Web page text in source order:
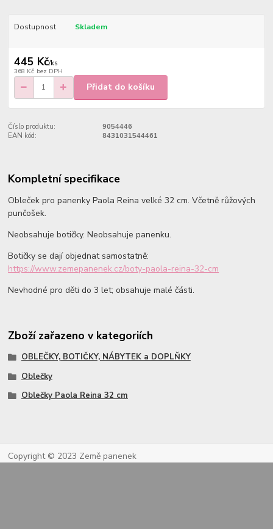
Dostupnost Skladem
445 Kč/ks
368 Kč bez DPH
Přidat do košíku
Číslo produktu:
9054446
EAN kód:
8431031544461
Kompletní specifikace
Obleček pro panenky Paola Reina velké 32 cm. Včetně růžových
punčošek.
Neobsahuje botičky. Neobsahuje panenku.
Botičky se dají objednat samostatně:
https://www.zemepanenek.cz/boty-paola-reina-32-cm
Nevhodné pro děti do 3 let; obsahuje malé části.
Zboží zařazeno v kategoriích
OBLEČKY, BOTIČKY, NÁBYTEK a DOPLŇKY
Oblečky
Oblečky Paola Reina 32 cm
Copyright © 2023 Země panenek